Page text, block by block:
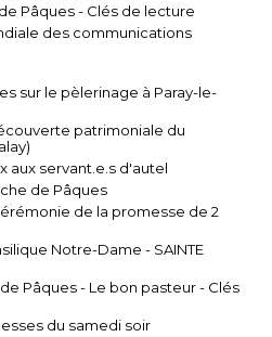
Pâques - Clés de lecture
des communications
sur le pèlerinage à Paray-le-
patrimoniale du
aux servant.e.s d'autel
de Pâques
de la promesse de 2
Notre-Dame - SAINTE
Pâques - Le bon pasteur - Clés
du samedi soir